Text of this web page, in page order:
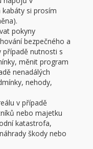
kabáty si prosím
pokyny
bezpečného a
případě nutnosti s
měnit program
nenadálých
nehody,
v případě
nebo majetku
katastrofa,
škody nebo